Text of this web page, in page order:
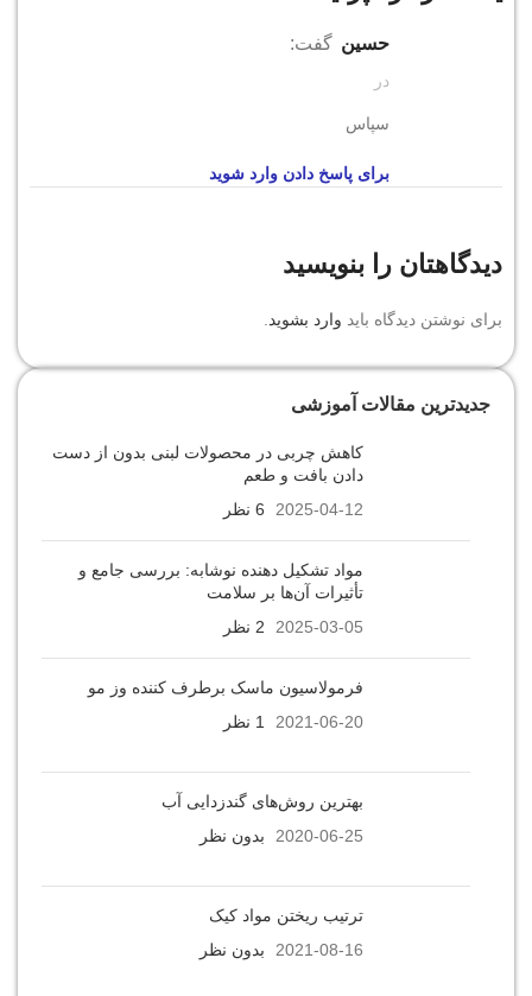
حسین گفت:
در
سپاس
برای پاسخ دادن وارد شوید
دیدگاهتان را بنویسید
برای نوشتن دیدگاه باید وارد بشوید
جدیدترین مقالات آموزشی
کاهش چربی در محصولات لبنی بدون از دست
دادن بافت و طعم
2025-04-12
6 نظر
مواد تشکیل‌ دهنده نوشابه: بررسی جامع و
تأثیرات آن‌ها بر سلامت
2025-03-05
2 نظر
فرمولاسیون ماسک برطرف کننده وز مو
2021-06-20
1 نظر
بهترين روش‌های گندزدايی آب
2020-06-25
بدون نظر
ترتیب ریختن مواد کیک
2021-08-16
بدون نظر